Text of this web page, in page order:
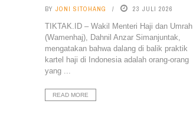
BY JONI SITOHANG 23 JULI 2026
TIKTAK.ID – Wakil Menteri Haji dan Umrah
(Wamenhaj), Dahnil Anzar Simanjuntak,
mengatakan bahwa dalang di balik praktik
kartel haji di Indonesia adalah orang-orang
yang ...
READ MORE